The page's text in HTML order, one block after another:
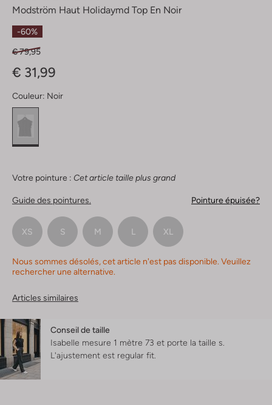
Modström Haut Holidaymd Top En Noir
-60%
€ 79,95
€ 31,99
Couleur: Noir
Votre pointure : Cet article taille plus grand
Guide des pointures. Pointure épuisée?
XS S M L XL
Nous sommes désolés, cet article n'est pas disponible. Veuillez
rechercher une alternative.
Articles similaires
Conseil de taille
Isabelle mesure 1 mètre 73 et porte la taille s.
L'ajustement est regular fit